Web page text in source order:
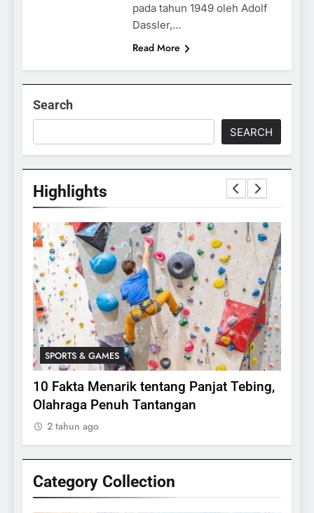
pada tahun 1949 oleh Adolf
Dassler,…
Read More
Search
SEARCH
Highlights
SPORTS & GAMES
10 Fakta Menarik tentang Panjat Tebing,
Olahraga Penuh Tantangan
2 tahun ago
Category Collection
Apakah Benar Gajah Takut